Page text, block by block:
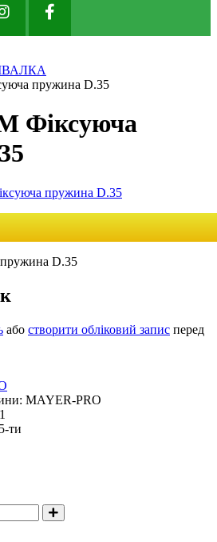
пружина D.35
Фіксуюча
D.35
або створити обліковий запис перед
MAYER-PRO
ти